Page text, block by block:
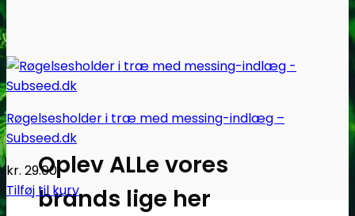
Oplev ALLe vores
brands lige her
Røgelsesholder i træ med messing-indlæg –
Subseed.dk
kr. 29.00
Tilføj til kurv